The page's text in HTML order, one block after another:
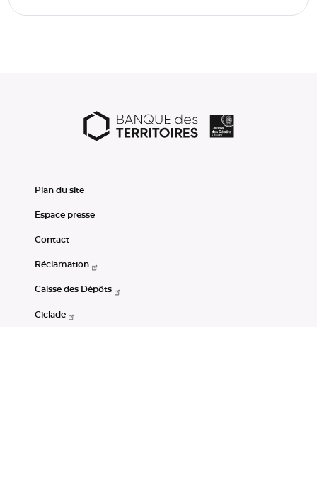
Plan du site
Espace presse
Contact
Réclamation
Caisse des Dépôts
Ciclade